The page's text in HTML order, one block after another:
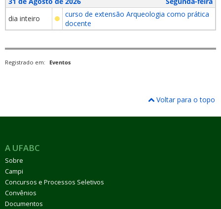
dia inteiro
curso de extensão Arqueologia como prática
docente
Registrado em: Eventos
Voltar para o topo
A UFABC
Sobre
Campi
Concursos e Processos Seletivos
Convênios
Documentos